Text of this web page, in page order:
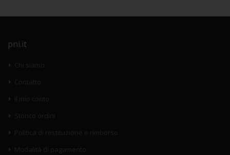
pni.it
Chi siamo
Contatto
Il mio conto
Storico ordini
Politica di restituzione e rimborso
Modalità di pagamento